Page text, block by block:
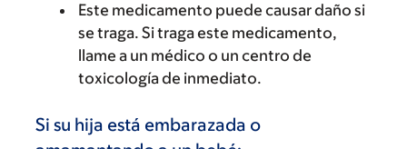
Este medicamento puede causar daño si
se traga. Si traga este medicamento,
llame a un médico o un centro de
toxicología de inmediato.
Si su hija está embarazada o